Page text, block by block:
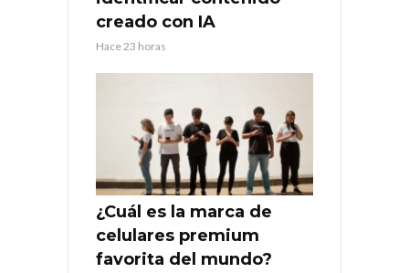
creado con IA
Hace 23 horas
¿Cuál es la marca de
celulares premium
favorita del mundo?